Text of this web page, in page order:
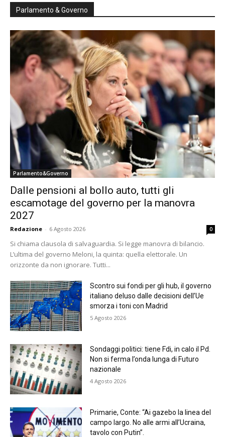
Parlamento & Governo
Parlamento&Governo
Dalle pensioni al bollo auto, tutti gli
escamotage del governo per la manovra
2027
Redazione - 6 Agosto 2026 0
Si chiama clausola di salvaguardia. Si legge manovra di bilancio.
L’ultima del governo Meloni, la quinta: quella elettorale. Un
orizzonte da non ignorare. Tutti...
Scontro sui fondi per gli hub, il governo
italiano deluso dalle decisioni dell’Ue
smorza i toni con Madrid
5 Agosto 2026
Sondaggi politici: tiene Fdi, in calo il Pd.
Non si ferma l’onda lunga di Futuro
nazionale
4 Agosto 2026
Primarie, Conte: “Ai gazebo la linea del
campo largo. No alle armi all’Ucraina,
tavolo con Putin”.